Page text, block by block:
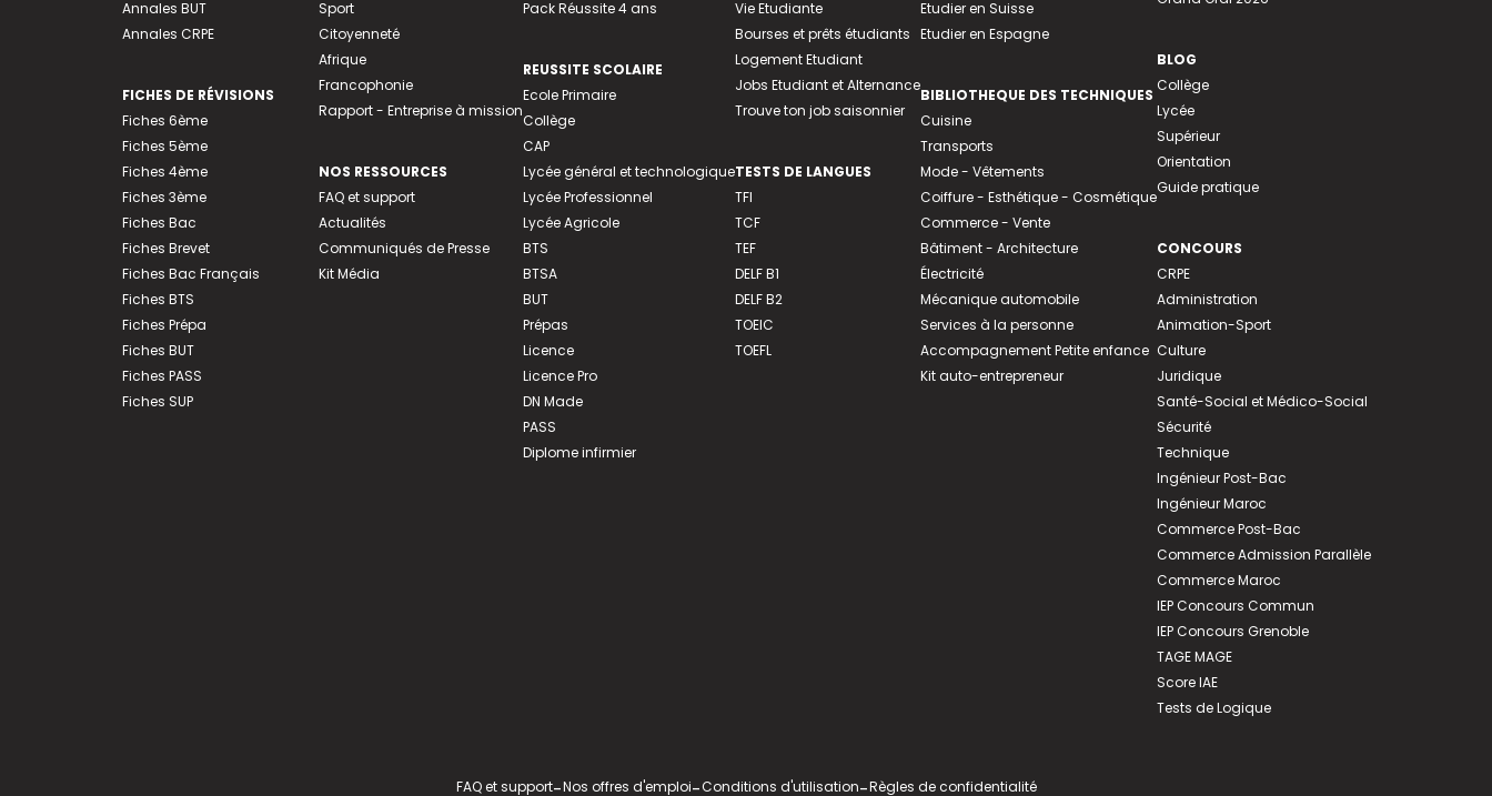
Annales BUT
Annales CRPE
FICHES DE RÉVISIONS
Fiches 6ème
Fiches 5ème
Fiches 4ème
Fiches 3ème
Fiches Bac
Fiches Brevet
Fiches Bac Français
Fiches BTS
Fiches Prépa
Fiches BUT
Fiches PASS
Fiches SUP
Sport
Citoyenneté
Afrique
Francophonie
Rapport - Entreprise à mission
NOS RESSOURCES
FAQ et support
Actualités
Communiqués de Presse
Kit Média
Pack Réussite 4 ans
REUSSITE SCOLAIRE
Ecole Primaire
Collège
CAP
Lycée général et technologique
Lycée Professionnel
Lycée Agricole
BTS
BTSA
BUT
Prépas
Licence
Licence Pro
DN Made
PASS
Diplome infirmier
Vie Etudiante
Bourses et prêts étudiants
Logement Etudiant
Jobs Etudiant et Alternance
Trouve ton job saisonnier
TESTS DE LANGUES
TFI
TCF
TEF
DELF B1
DELF B2
TOEIC
TOEFL
Etudier en Suisse
Etudier en Espagne
BIBLIOTHEQUE DES TECHNIQUES
Cuisine
Transports
Mode - Vêtements
Coiffure - Esthétique - Cosmétique
Commerce - Vente
Bâtiment - Architecture
Électricité
Mécanique automobile
Services à la personne
Accompagnement Petite enfance
Kit auto-entrepreneur
BLOG
Collège
Lycée
Supérieur
Orientation
Guide pratique
CONCOURS
CRPE
Administration
Animation-Sport
Culture
Juridique
Santé-Social et Médico-Social
Sécurité
Technique
Ingénieur Post-Bac
Ingénieur Maroc
Commerce Post-Bac
Commerce Admission Parallèle
Commerce Maroc
IEP Concours Commun
IEP Concours Grenoble
TAGE MAGE
Score IAE
Tests de Logique
FAQ et support-Nos offres d'emploi-Conditions d'utilisation-Règles de confidentialité